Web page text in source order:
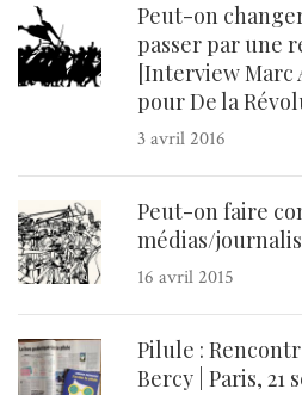
Peut-on
passer par une
[Interview Marc
pour De la
3 avril 2016
Peut-on faire
médias/
16 avril 2015
Pilule :
Bercy | Paris, 21